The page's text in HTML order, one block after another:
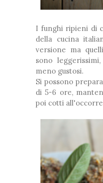
I funghi ripieni di
della cucina
versione ma
sono
meno gustosi.
Si possono
di 5-6 ore,
poi cotti